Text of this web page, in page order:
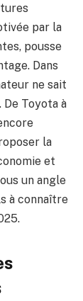
par la
pousse
Dans
ne sait
Toyota à
la
et
un angle
à connaître